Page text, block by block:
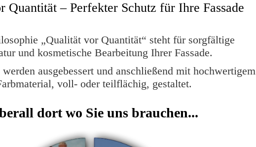
Quantität – Perfekter Schutz für Ihre Fassade
„Qualität vor Quantität“ steht für sorgfältige
und kosmetische Bearbeitung Ihrer Fassade.
ausgebessert und anschließend mit hochwertigem
voll- oder teilflächig, gestaltet.
dort wo Sie uns brauchen...